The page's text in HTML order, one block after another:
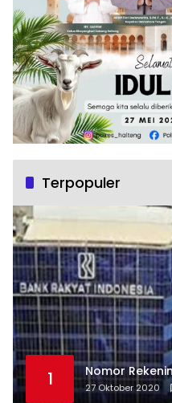
Terpopuler
1 Nomor
27 Oktober 2020